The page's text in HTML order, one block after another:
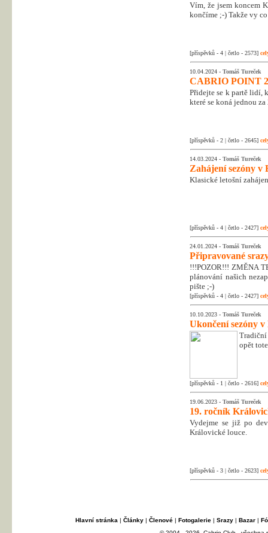
Vím, že jsem koncem
končíme ;-) Takže vy
[příspěvků - 4 | četlo - 2573]
10.04.2024 - Tomáš Tureček
CABRIO POINT
Přidejte se k partě lidí,
které se koná jednou
[příspěvků - 2 | četlo - 2645]
14.03.2024 - Tomáš Tureček
Zahájení sezóny v
Klasické letošní
[příspěvků - 4 | četlo - 2427]
24.01.2024 - Tomáš Tureček
Připravované
!!!POZOR!!! ZMĚNA
plánování našich
pište ;-)
[příspěvků - 4 | četlo - 2427]
10.10.2023 - Tomáš Tureček
Ukončení sezóny v
opět
[příspěvků - 1 | četlo - 2616]
19.06.2023 - Tomáš Tureček
19. ročník
Vydejme se již po
Královické louce.
[příspěvků - 3 | četlo - 2623]
Hlavní stránka | Články| Členové| Fotogalerie| Srazy| Bazar|